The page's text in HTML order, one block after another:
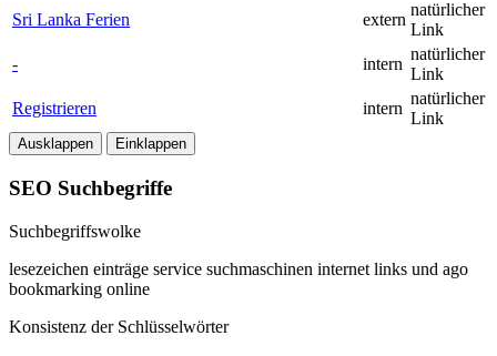
Sri Lanka Ferien
extern
natürlicher
Link
-
intern
natürlicher
Link
Registrieren
intern
natürlicher
Link
Ausklappen Einklappen
SEO Suchbegriffe
Suchbegriffswolke
lesezeichen einträge service suchmaschinen internet links und ago
bookmarking online
Konsistenz der Schlüsselwörter